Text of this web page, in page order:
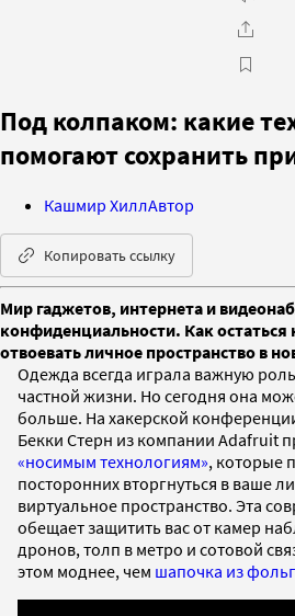
Под колпаком: какие
помогают сохранить
Кашмир ХиллАвтор
Копировать ссылку
Мир гаджетов, интернета и
конфиденциальности. Как
отвоевать личное пространство в
Одежда всегда играла важную
частной жизни. Но сегодня она
больше. На хакерской
Бекки Стерн из компании Adafruit
«носимым технологиям», которые
посторонних вторгнуться в ваше
виртуальное пространство. Эта
обещает защитить вас от камер
дронов, толп в метро и сотовой
этом моднее, чем шапочка из